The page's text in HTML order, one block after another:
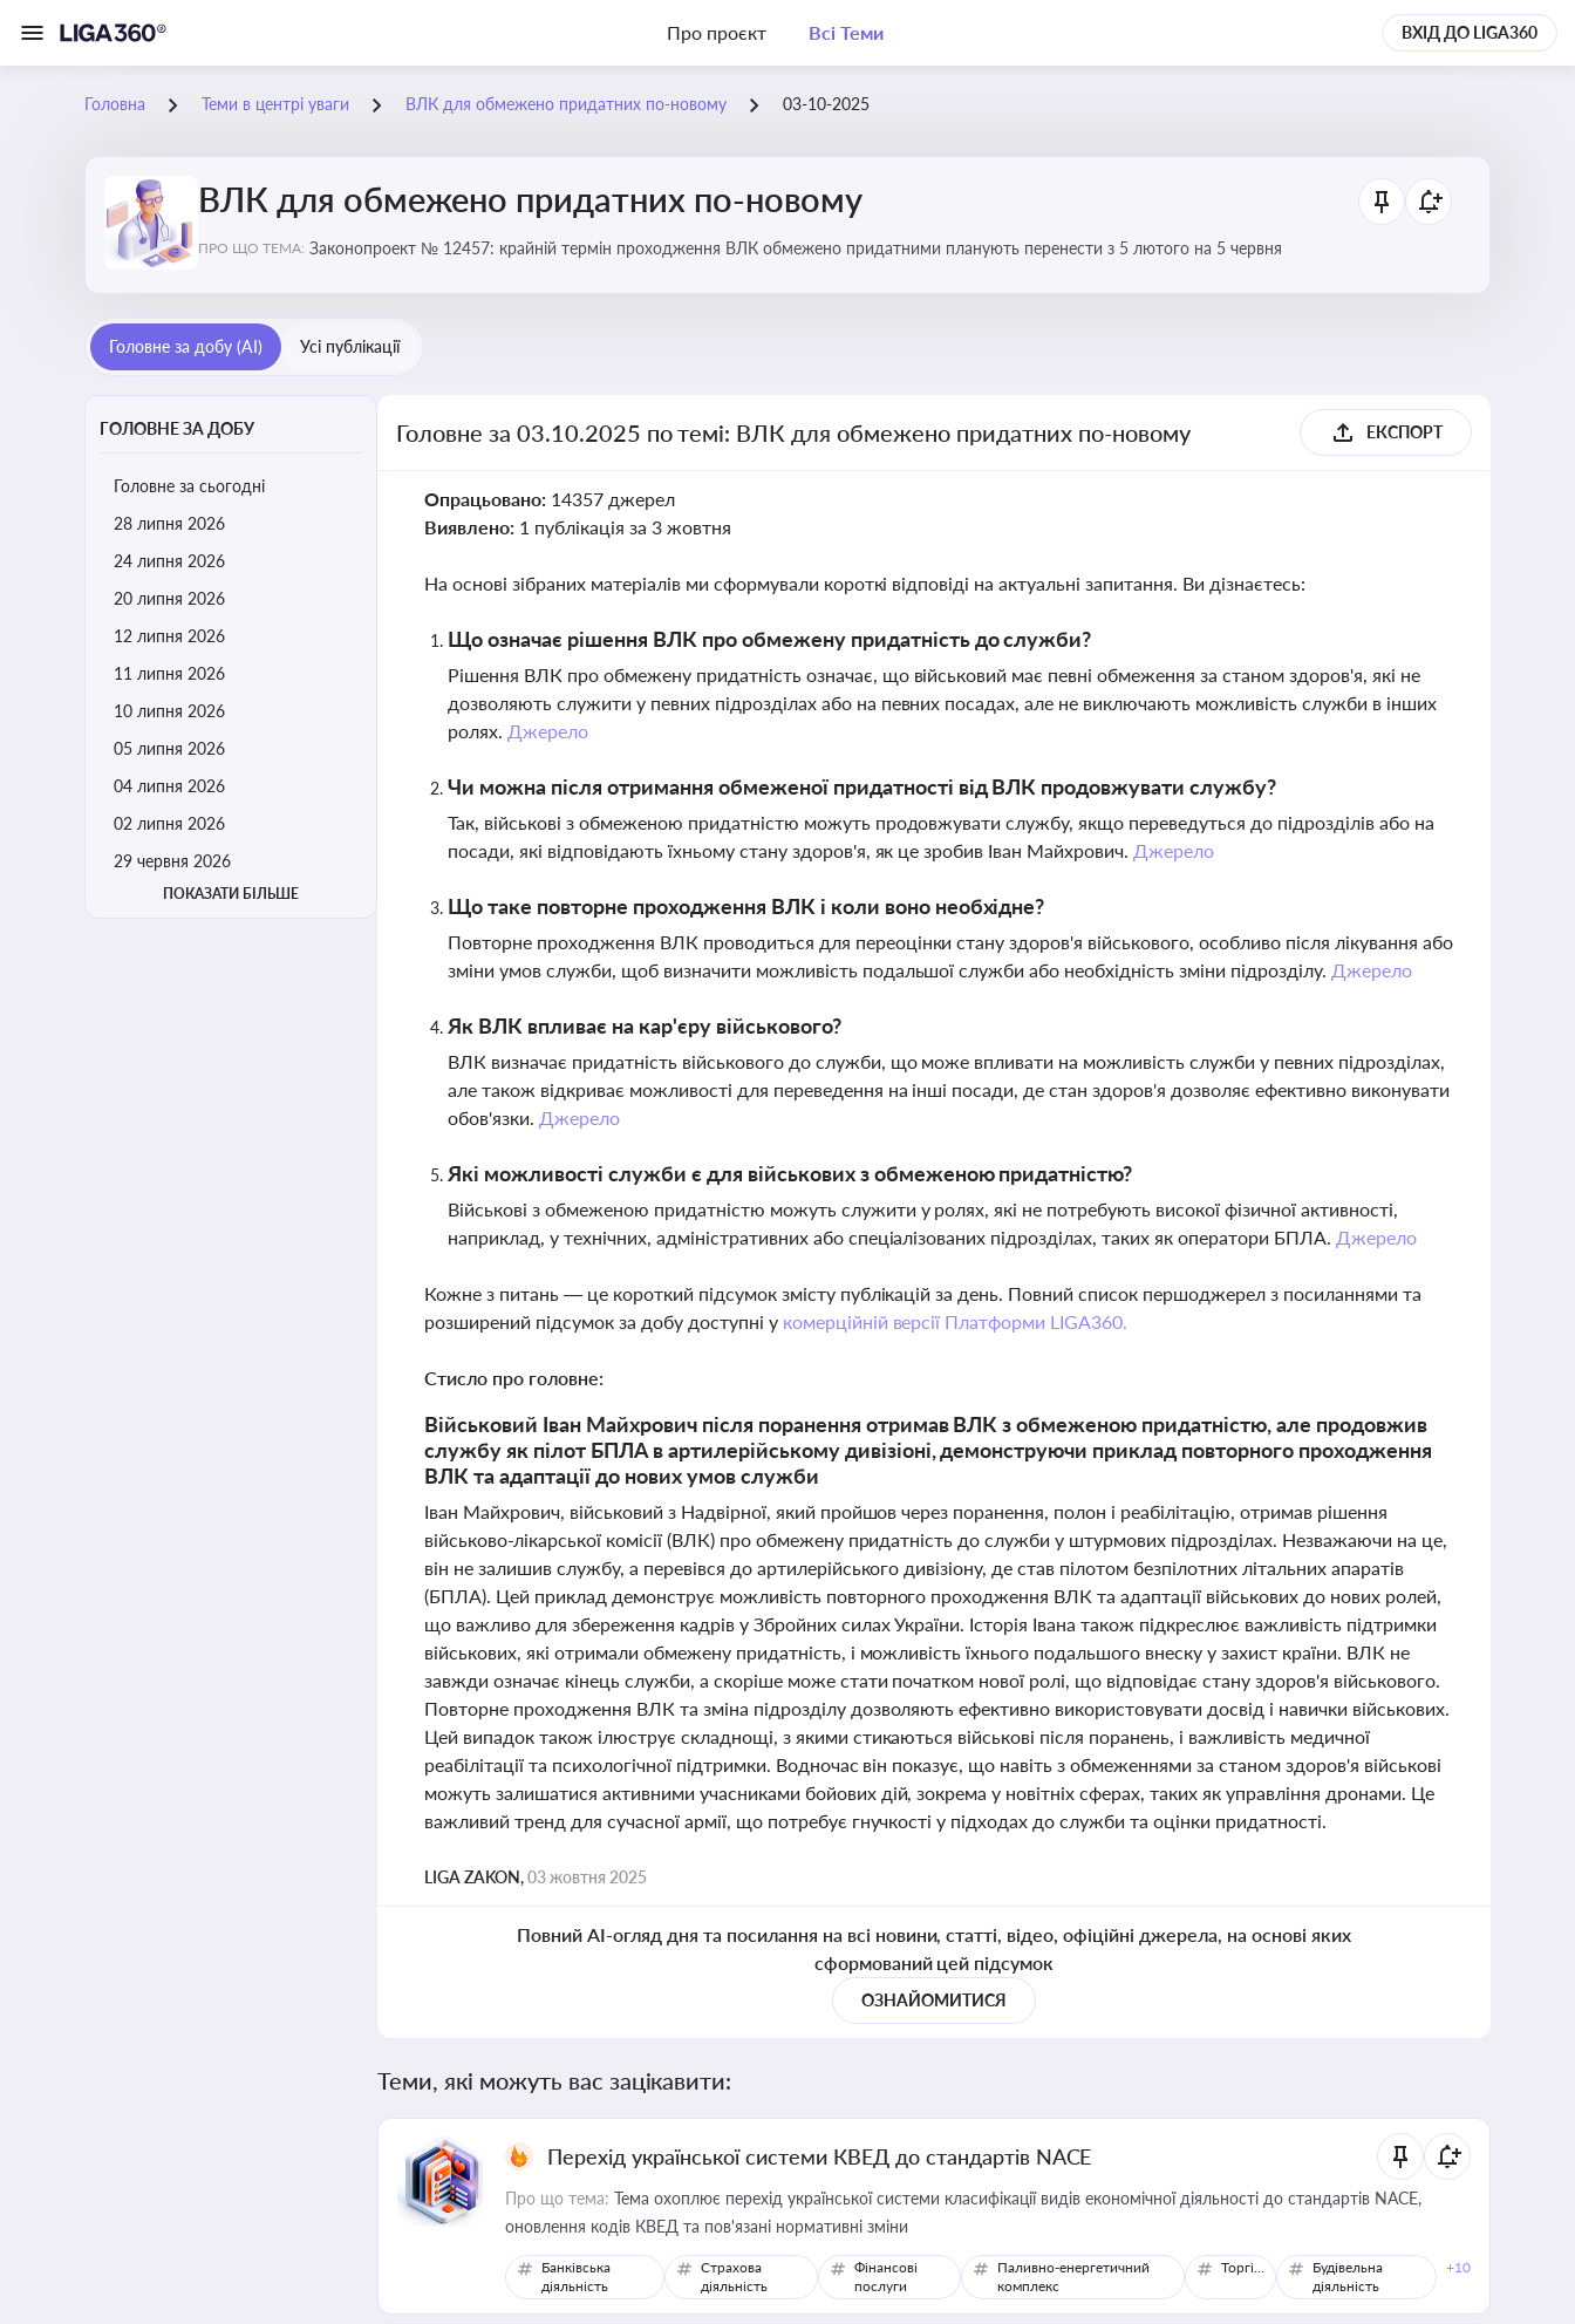
Про проєкт Всі Теми ВХІД ДО LIGA360
Головна Теми в центрі уваги ВЛК для обмежено придатних по-новому 03-10-2025
ВЛК для обмежено придатних по-новому
ПРО ЩО ТЕМА: Законопроект № 12457: крайній термін проходження ВЛК обмежено придатними планують перенести з 5 лютого на 5 червня
Головне за добу (AI) Усі публікації
ГОЛОВНЕ ЗА ДОБУ
Головне за сьогодні
28 липня 2026
24 липня 2026
20 липня 2026
12 липня 2026
11 липня 2026
10 липня 2026
05 липня 2026
04 липня 2026
02 липня 2026
29 червня 2026
ПОКАЗАТИ БІЛЬШЕ
Головне за 03.10.2025 по темі: ВЛК для обмежено придатних по-новому ЕКСПОРТ
Опрацьовано: 14357 джерел
Виявлено: 1 публікація за 3 жовтня
На основі зібраних матеріалів ми сформували короткі відповіді на актуальні запитання. Ви дізнаєтесь:
Що означає рішення ВЛК про обмежену придатність до служби?
Рішення ВЛК про обмежену придатність означає, що військовий має певні обмеження за станом здоров'я, які не
дозволяють служити у певних підрозділах або на певних посадах, але не виключають можливість служби в інших
ролях. Джерело
Чи можна після отримання обмеженої придатності від ВЛК продовжувати службу?
Так, військові з обмеженою придатністю можуть продовжувати службу, якщо переведуться до підрозділів або на
посади, які відповідають їхньому стану здоров'я, як це зробив Іван Майхрович. Джерело
Що таке повторне проходження ВЛК і коли воно необхідне?
Повторне проходження ВЛК проводиться для переоцінки стану здоров'я військового, особливо після лікування або
зміни умов служби, щоб визначити можливість подальшої служби або необхідність зміни підрозділу. Джерело
Як ВЛК впливає на кар'єру військового?
ВЛК визначає придатність військового до служби, що може впливати на можливість служби у певних підрозділах,
але також відкриває можливості для переведення на інші посади, де стан здоров'я дозволяє ефективно виконувати
обов'язки. Джерело
Які можливості служби є для військових з обмеженою придатністю?
Військові з обмеженою придатністю можуть служити у ролях, які не потребують високої фізичної активності,
наприклад, у технічних, адміністративних або спеціалізованих підрозділах, таких як оператори БПЛА. Джерело
Кожне з питань — це короткий підсумок змісту публікацій за день. Повний список першоджерел з посиланнями та
розширений підсумок за добу доступні у комерційній версії Платформи LIGA360.
Стисло про головне:
Військовий Іван Майхрович після поранення отримав ВЛК з обмеженою придатністю, але продовжив
службу як пілот БПЛА в артилерійському дивізіоні, демонструючи приклад повторного проходження
ВЛК та адаптації до нових умов служби
Іван Майхрович, військовий з Надвірної, який пройшов через поранення, полон і реабілітацію, отримав рішення
військово-лікарської комісії (ВЛК) про обмежену придатність до служби у штурмових підрозділах. Незважаючи на це,
він не залишив службу, а перевівся до артилерійського дивізіону, де став пілотом безпілотних літальних апаратів
(БПЛА). Цей приклад демонструє можливість повторного проходження ВЛК та адаптації військових до нових ролей,
що важливо для збереження кадрів у Збройних силах України. Історія Івана також підкреслює важливість підтримки
військових, які отримали обмежену придатність, і можливість їхнього подальшого внеску у захист країни. ВЛК не
завжди означає кінець служби, а скоріше може стати початком нової ролі, що відповідає стану здоров'я військового.
Повторне проходження ВЛК та зміна підрозділу дозволяють ефективно використовувати досвід і навички військових.
Цей випадок також ілюструє складнощі, з якими стикаються військові після поранень, і важливість медичної
реабілітації та психологічної підтримки. Водночас він показує, що навіть з обмеженнями за станом здоров'я військові
можуть залишатися активними учасниками бойових дій, зокрема у новітніх сферах, таких як управління дронами. Це
важливий тренд для сучасної армії, що потребує гнучкості у підходах до служби та оцінки придатності.
LIGA ZAKON,03 жовтня 2025
Повний AI-огляд дня та посилання на всі новини, статті, відео, офіційні джерела, на основі яких
сформований цей підсумок
ОЗНАЙОМИТИСЯ
Теми, які можуть вас зацікавити:
Перехід української системи КВЕД до стандартів NACE
Про що тема: Тема охоплює перехід української системи класифікації видів економічної діяльності до стандартів NACE,
оновлення кодів КВЕД та пов'язані нормативні зміни
Банківська
діяльність
Страхова
діяльність
Фінансові
послуги
Паливно-енергетичний
комплекс
Торгівля
Будівельна
діяльність
+10